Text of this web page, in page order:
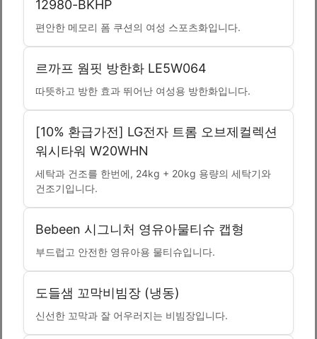
12980-BKHP
편안한 메모리 폼 쿠션의 여성 스포츠화입니다.
르까프 웜핏 방한화 LE5W064
따뜻하고 방한 효과 뛰어난 여성용 방한화입니다.
[10% 환급가전] LG전자 트롬 오브제컬렉션
워시타워 W20WHN
세탁과 건조를 한번에, 24kg + 20kg 용량의 세탁기와
건조기입니다.
Bebeen 시그니처 영유아물티슈 캡형
부드럽고 안전한 영유아용 물티슈입니다.
도들샘 꼬막비빔장 (냉동)
신선한 꼬막과 잘 어우러지는 비빔장입니다.